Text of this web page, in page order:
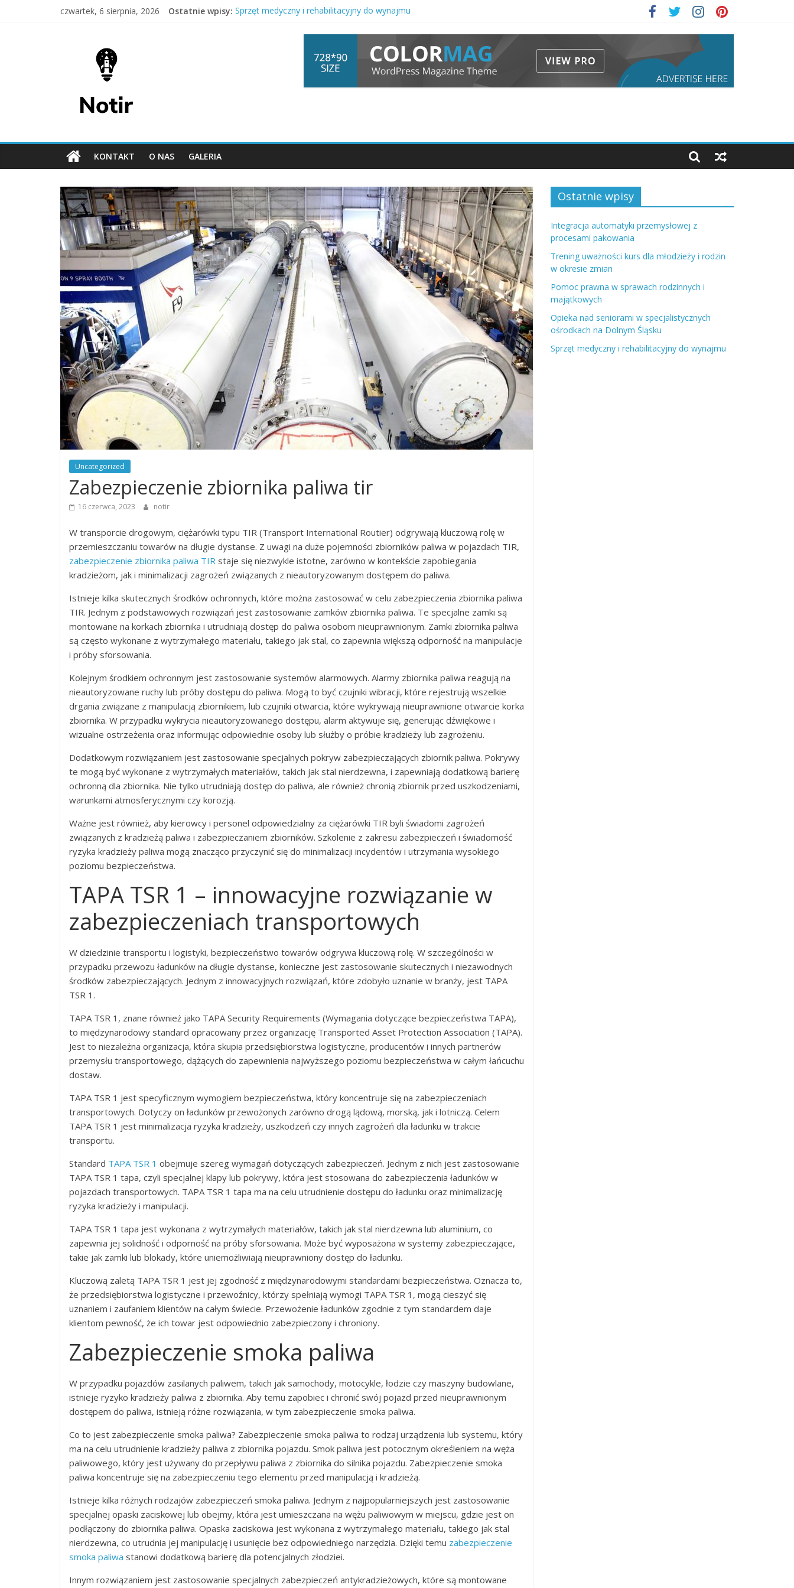
czwartek, 6 sierpnia, 2026 Ostatnie wpisy: Sprzęt medyczny i rehabilitacyjny do wynajmu
Trening uważności kurs dla młodzieży i rodzin w okresie zmian
Pomoc prawna w sprawach rodzinnych i majątkowych
Opieka nad seniorami w specjalistycznych ośrodkach na Dolnym Śląsku
Notir
rozmawiamy
na
wiele
tematów
KONTAKT O NAS GALERIA
Uncategorized
Zabezpieczenie zbiornika paliwa tir
16 czerwca, 2023 notir
W transporcie drogowym, ciężarówki typu TIR (Transport International Routier) odgrywają kluczową rolę w
przemieszczaniu towarów na długie dystanse. Z uwagi na duże pojemności zbiorników paliwa w pojazdach TIR,
zabezpieczenie zbiornika paliwa TIR staje się niezwykle istotne, zarówno w kontekście zapobiegania
kradzieżom, jak i minimalizacji zagrożeń związanych z nieautoryzowanym dostępem do paliwa.
Istnieje kilka skutecznych środków ochronnych, które można zastosować w celu zabezpieczenia zbiornika paliwa
TIR. Jednym z podstawowych rozwiązań jest zastosowanie zamków zbiornika paliwa. Te specjalne zamki są
montowane na korkach zbiornika i utrudniają dostęp do paliwa osobom nieuprawnionym. Zamki zbiornika paliwa
są często wykonane z wytrzymałego materiału, takiego jak stal, co zapewnia większą odporność na manipulacje
i próby sforsowania.
Kolejnym środkiem ochronnym jest zastosowanie systemów alarmowych. Alarmy zbiornika paliwa reagują na
nieautoryzowane ruchy lub próby dostępu do paliwa. Mogą to być czujniki wibracji, które rejestrują wszelkie
drgania związane z manipulacją zbiornikiem, lub czujniki otwarcia, które wykrywają nieuprawnione otwarcie korka
zbiornika. W przypadku wykrycia nieautoryzowanego dostępu, alarm aktywuje się, generując dźwiękowe i
wizualne ostrzeżenia oraz informując odpowiednie osoby lub służby o próbie kradzieży lub zagrożeniu.
Dodatkowym rozwiązaniem jest zastosowanie specjalnych pokryw zabezpieczających zbiornik paliwa. Pokrywy
te mogą być wykonane z wytrzymałych materiałów, takich jak stal nierdzewna, i zapewniają dodatkową barierę
ochronną dla zbiornika. Nie tylko utrudniają dostęp do paliwa, ale również chronią zbiornik przed uszkodzeniami,
warunkami atmosferycznymi czy korozją.
Ważne jest również, aby kierowcy i personel odpowiedzialny za ciężarówki TIR byli świadomi zagrożeń
związanych z kradzieżą paliwa i zabezpieczaniem zbiorników. Szkolenie z zakresu zabezpieczeń i świadomość
ryzyka kradzieży paliwa mogą znacząco przyczynić się do minimalizacji incydentów i utrzymania wysokiego
poziomu bezpieczeństwa.
TAPA TSR 1 – innowacyjne rozwiązanie w
zabezpieczeniach transportowych
W dziedzinie transportu i logistyki, bezpieczeństwo towarów odgrywa kluczową rolę. W szczególności w
przypadku przewozu ładunków na długie dystanse, konieczne jest zastosowanie skutecznych i niezawodnych
środków zabezpieczających. Jednym z innowacyjnych rozwiązań, które zdobyło uznanie w branży, jest TAPA
TSR 1.
TAPA TSR 1, znane również jako TAPA Security Requirements (Wymagania dotyczące bezpieczeństwa TAPA),
to międzynarodowy standard opracowany przez organizację Transported Asset Protection Association (TAPA).
Jest to niezależna organizacja, która skupia przedsiębiorstwa logistyczne, producentów i innych partnerów
przemysłu transportowego, dążących do zapewnienia najwyższego poziomu bezpieczeństwa w całym łańcuchu
dostaw.
TAPA TSR 1 jest specyficznym wymogiem bezpieczeństwa, który koncentruje się na zabezpieczeniach
transportowych. Dotyczy on ładunków przewożonych zarówno drogą lądową, morską, jak i lotniczą. Celem
TAPA TSR 1 jest minimalizacja ryzyka kradzieży, uszkodzeń czy innych zagrożeń dla ładunku w trakcie
transportu.
Standard TAPA TSR 1 obejmuje szereg wymagań dotyczących zabezpieczeń. Jednym z nich jest zastosowanie
TAPA TSR 1 tapa, czyli specjalnej klapy lub pokrywy, która jest stosowana do zabezpieczenia ładunków w
pojazdach transportowych. TAPA TSR 1 tapa ma na celu utrudnienie dostępu do ładunku oraz minimalizację
ryzyka kradzieży i manipulacji.
TAPA TSR 1 tapa jest wykonana z wytrzymałych materiałów, takich jak stal nierdzewna lub aluminium, co
zapewnia jej solidność i odporność na próby sforsowania. Może być wyposażona w systemy zabezpieczające,
takie jak zamki lub blokady, które uniemożliwiają nieuprawniony dostęp do ładunku.
Kluczową zaletą TAPA TSR 1 jest jej zgodność z międzynarodowymi standardami bezpieczeństwa. Oznacza to,
że przedsiębiorstwa logistyczne i przewoźnicy, którzy spełniają wymogi TAPA TSR 1, mogą cieszyć się
uznaniem i zaufaniem klientów na całym świecie. Przewożenie ładunków zgodnie z tym standardem daje
klientom pewność, że ich towar jest odpowiednio zabezpieczony i chroniony.
Zabezpieczenie smoka paliwa
W przypadku pojazdów zasilanych paliwem, takich jak samochody, motocykle, łodzie czy maszyny budowlane,
istnieje ryzyko kradzieży paliwa z zbiornika. Aby temu zapobiec i chronić swój pojazd przed nieuprawnionym
dostępem do paliwa, istnieją różne rozwiązania, w tym zabezpieczenie smoka paliwa.
Co to jest zabezpieczenie smoka paliwa? Zabezpieczenie smoka paliwa to rodzaj urządzenia lub systemu, który
ma na celu utrudnienie kradzieży paliwa z zbiornika pojazdu. Smok paliwa jest potocznym określeniem na węża
paliwowego, który jest używany do przepływu paliwa z zbiornika do silnika pojazdu. Zabezpieczenie smoka
paliwa koncentruje się na zabezpieczeniu tego elementu przed manipulacją i kradzieżą.
Istnieje kilka różnych rodzajów zabezpieczeń smoka paliwa. Jednym z najpopularniejszych jest zastosowanie
specjalnej opaski zaciskowej lub obejmy, która jest umieszczana na wężu paliwowym w miejscu, gdzie jest on
podłączony do zbiornika paliwa. Opaska zaciskowa jest wykonana z wytrzymałego materiału, takiego jak stal
nierdzewna, co utrudnia jej manipulację i usunięcie bez odpowiedniego narzędzia. Dzięki temu zabezpieczenie
smoka paliwa stanowi dodatkową barierę dla potencjalnych złodziei.
Innym rozwiązaniem jest zastosowanie specjalnych zabezpieczeń antykradzieżowych, które są montowane
Ostatnie wpisy
Integracja automatyki przemysłowej z
procesami pakowania
Trening uważności kurs dla młodzieży i rodzin
w okresie zmian
Pomoc prawna w sprawach rodzinnych i
majątkowych
Opieka nad seniorami w specjalistycznych
ośrodkach na Dolnym Śląsku
Sprzęt medyczny i rehabilitacyjny do wynajmu